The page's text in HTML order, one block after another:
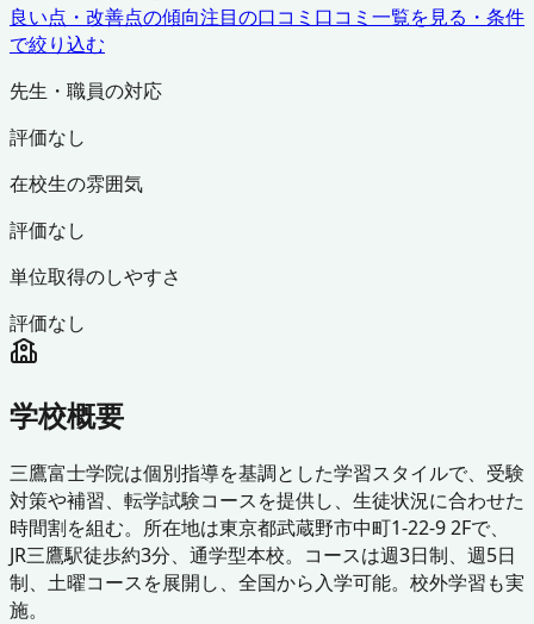
良い点・改善点の傾向注目の口コミ 口コミ一覧を見る・条件
で絞り込む
先生・職員の対応
評価なし
在校生の雰囲気
評価なし
単位取得のしやすさ
評価なし
学校概要
三鷹富士学院は個別指導を基調とした学習スタイルで、受験
対策や補習、転学試験コースを提供し、生徒状況に合わせた
時間割を組む。所在地は東京都武蔵野市中町1-22-9 2Fで、
JR三鷹駅徒歩約3分、通学型本校。コースは週3日制、週5日
制、土曜コースを展開し、全国から入学可能。校外学習も実
施。